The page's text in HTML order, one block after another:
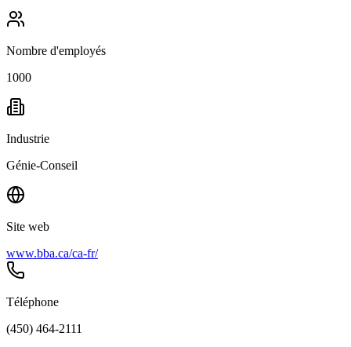
Nombre d'employés
1000
Industrie
Génie-Conseil
Site web
www.bba.ca/ca-fr/
Téléphone
(450) 464-2111